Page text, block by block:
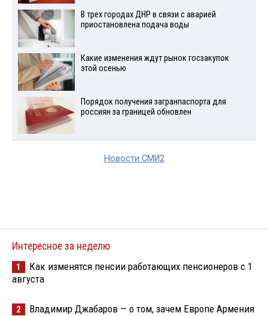
В трех городах ДНР в связи с аварией
приостановлена подача воды
Какие изменения ждут рынок госзакупок
этой осенью
Порядок получения загранпаспорта для
россиян за границей обновлен
Новости СМИ2
Интересное за неделю
1
Как изменятся пенсии работающих пенсионеров с 1
августа
2 Владимир Джабаров — о том, зачем Европе Армения